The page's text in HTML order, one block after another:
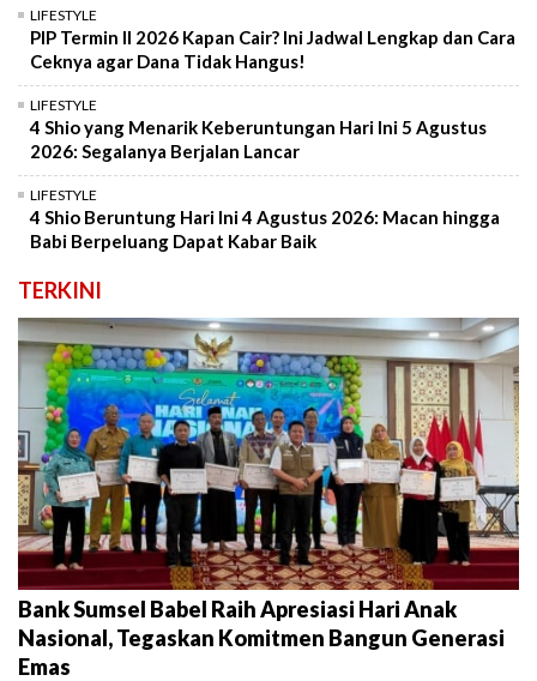
LIFESTYLE
PIP Termin II 2026 Kapan Cair? Ini Jadwal Lengkap dan Cara
Ceknya agar Dana Tidak Hangus!
LIFESTYLE
4 Shio yang Menarik Keberuntungan Hari Ini 5 Agustus
2026: Segalanya Berjalan Lancar
LIFESTYLE
4 Shio Beruntung Hari Ini 4 Agustus 2026: Macan hingga
Babi Berpeluang Dapat Kabar Baik
TERKINI
Bank Sumsel Babel Raih Apresiasi Hari Anak
Nasional, Tegaskan Komitmen Bangun Generasi
Emas